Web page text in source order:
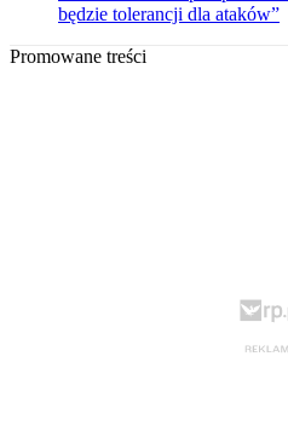
będzie tolerancji dla ataków”
Promowane treści